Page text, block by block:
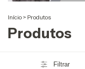
Início > Produtos
Produtos
Filtrar